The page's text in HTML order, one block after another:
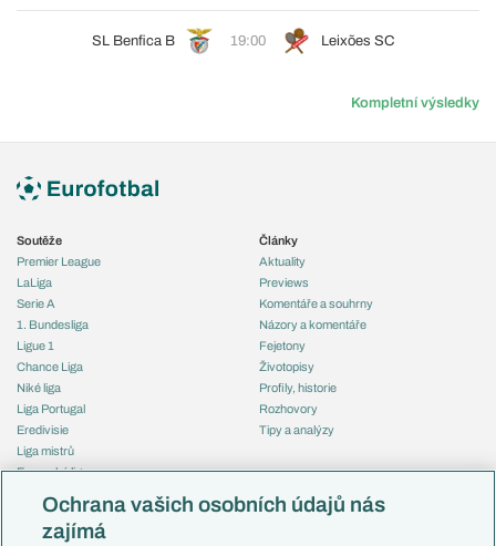
SL Benfica B 19:00 Leixões SC
Kompletní výsledky
Soutěže
Premier League
LaLiga
Serie A
1. Bundesliga
Ligue 1
Chance Liga
Niké liga
Liga Portugal
Eredivisie
Liga mistrů
Evropská liga
Mistrovství světa
Liga národů
Články
Aktuality
Previews
Komentáře a souhrny
Názory a komentáře
Fejetony
Životopisy
Profily, historie
Rozhovory
Tipy a analýzy
Česko
Ochrana vašich osobních údajů nás
zajímá